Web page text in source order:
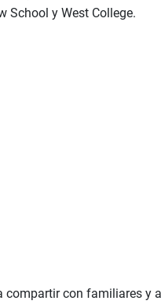
School y West College.
compartir con familiares y